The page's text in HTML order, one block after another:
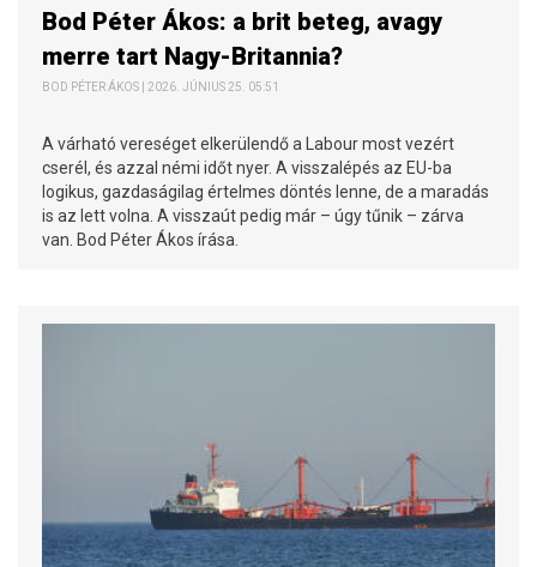
Bod Péter Ákos: a brit beteg, avagy
merre tart Nagy-Britannia?
BOD PÉTER ÁKOS | 2026. JÚNIUS 25. 05:51
A várható vereséget elkerülendő a Labour most vezért
cserél, és azzal némi időt nyer. A visszalépés az EU-ba
logikus, gazdaságilag értelmes döntés lenne, de a maradás
is az lett volna. A visszaút pedig már – úgy tűnik – zárva
van. Bod Péter Ákos írása.